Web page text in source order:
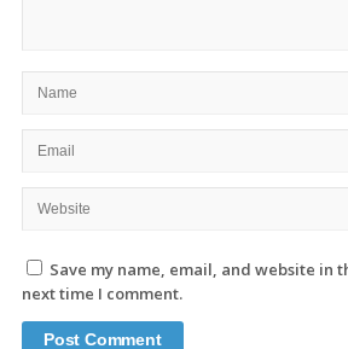
Save my name, email, and website in
next time I comment.